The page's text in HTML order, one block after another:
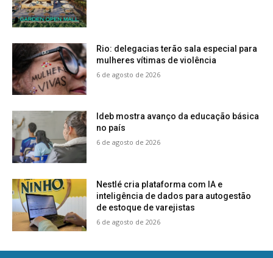
Rio: delegacias terão sala especial para
mulheres vítimas de violência
6 de agosto de 2026
Ideb mostra avanço da educação básica
no país
6 de agosto de 2026
Nestlé cria plataforma com IA e
inteligência de dados para autogestão
de estoque de varejistas
6 de agosto de 2026